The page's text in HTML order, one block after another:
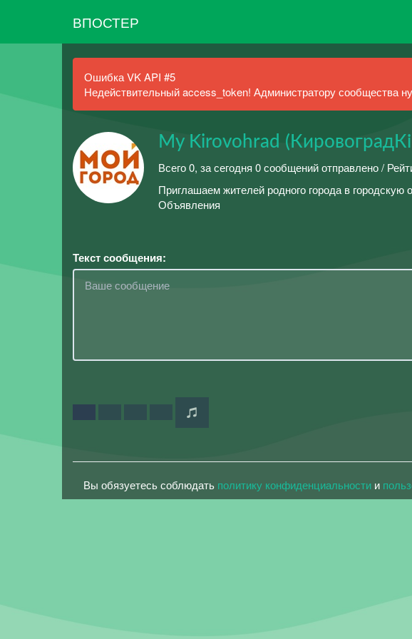
ВПОСТЕР
Ошибка VK API #5
Недействительный access_token! Администратору сообщества
My Kirovohrad
Всего 0, за сегодня 0 сообщений отправлено /
Приглашаем жителей родного города в
Объявления
Текст сообщения:
Вы обязуетесь соблюдать политику конфиденциальности и